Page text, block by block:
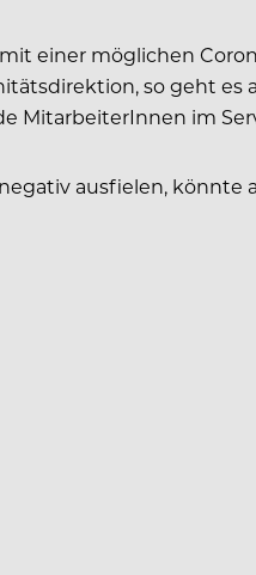
einer möglichen
so geht
MitarbeiterInnen im
ausfielen, könnte